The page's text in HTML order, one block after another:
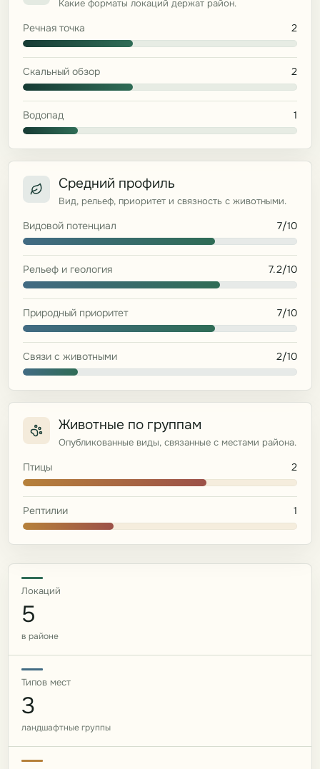
Какие форматы локаций держат район.
Речная точка 2
Скальный обзор 2
Водопад 1
Средний профиль
Вид, рельеф, приоритет и связность с животными.
Видовой потенциал 7/10
Рельеф и геология 7.2/10
Природный приоритет 7/10
Связи с животными 2/10
Животные по группам
Опубликованные виды, связанные с местами района.
Птицы 2
Рептилии 1
Локаций
5
в районе
Типов мест
3
ландшафтные группы